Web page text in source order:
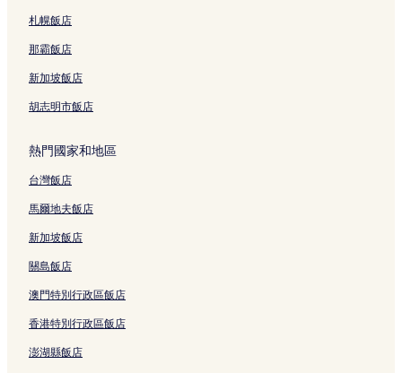
札幌飯店
那霸飯店
新加坡飯店
胡志明市飯店
熱門國家和地區
台灣飯店
馬爾地夫飯店
新加坡飯店
關島飯店
澳門特別行政區飯店
香港特別行政區飯店
澎湖縣飯店